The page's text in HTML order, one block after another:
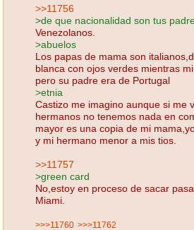
>>11756
>de que nacionalidad son tus
Venezolanos.
>abuelos
Los papas de mama son
blanca con ojos verdes mientras
pero su padre era de Portugal
>etnia
Castizo me imagino aunque si me
hermanos no tenemos nada en
mayor es una copia de mi
y mi hermano menor a mis tios.
>>11757
>green card
No,estoy en proceso de sacar
Miami.
>>>11760 >>>11762